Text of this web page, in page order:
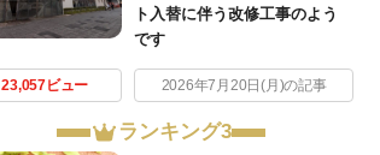
ト入替に伴う改修工事のよう
です
23,057ビュー 2026年7月20日(月)の記事
ランキング3